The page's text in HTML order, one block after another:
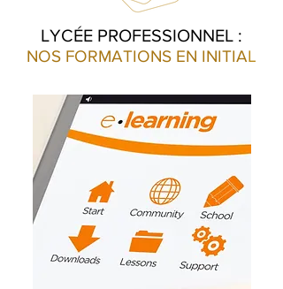
LYCÉE PROFESSIONNEL :
NOS FORMATIONS EN INITIAL